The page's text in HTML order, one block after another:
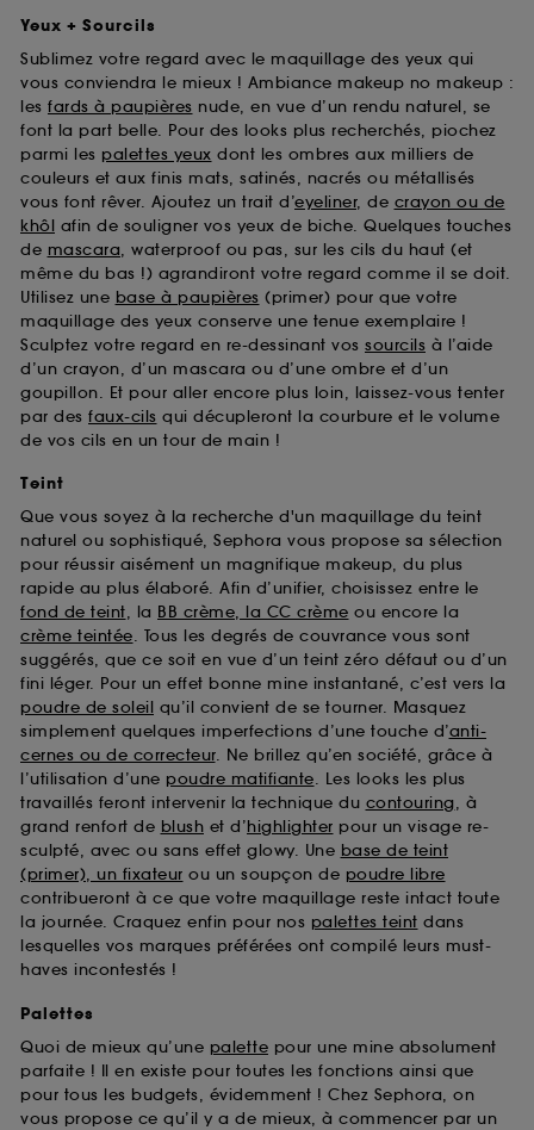
Yeux + Sourcils
Sublimez votre regard avec le maquillage des yeux qui
vous conviendra le mieux ! Ambiance makeup no makeup :
les fards à paupières nude, en vue d’un rendu naturel, se
font la part belle. Pour des looks plus recherchés, piochez
parmi les palettes yeux dont les ombres aux milliers de
couleurs et aux finis mats, satinés, nacrés ou métallisés
vous font rêver. Ajoutez un trait d’eyeliner, de crayon ou de
khôl afin de souligner vos yeux de biche. Quelques touches
de mascara, waterproof ou pas, sur les cils du haut (et
même du bas !) agrandiront votre regard comme il se doit.
Utilisez une base à paupières (primer) pour que votre
maquillage des yeux conserve une tenue exemplaire !
Sculptez votre regard en re-dessinant vos sourcils à l’aide
d’un crayon, d’un mascara ou d’une ombre et d’un
goupillon. Et pour aller encore plus loin, laissez-vous tenter
par des faux-cils qui décupleront la courbure et le volume
de vos cils en un tour de main !
Teint
Que vous soyez à la recherche d'un maquillage du teint
naturel ou sophistiqué, Sephora vous propose sa sélection
pour réussir aisément un magnifique makeup, du plus
rapide au plus élaboré. Afin d’unifier, choisissez entre le
fond de teint, la BB crème, la CC crème ou encore la
crème teintée. Tous les degrés de couvrance vous sont
suggérés, que ce soit en vue d’un teint zéro défaut ou d’un
fini léger. Pour un effet bonne mine instantané, c’est vers la
poudre de soleil qu’il convient de se tourner. Masquez
simplement quelques imperfections d’une touche d’anti-
cernes ou de correcteur. Ne brillez qu’en société, grâce à
l’utilisation d’une poudre matifiante. Les looks les plus
travaillés feront intervenir la technique du contouring, à
grand renfort de blush et d’highlighter pour un visage re-
sculpté, avec ou sans effet glowy. Une base de teint
(primer), un fixateur ou un soupçon de poudre libre
contribueront à ce que votre maquillage reste intact toute
la journée. Craquez enfin pour nos palettes teint dans
lesquelles vos marques préférées ont compilé leurs must-
haves incontestés !
Palettes
Quoi de mieux qu’une palette pour une mine absolument
parfaite ! Il en existe pour toutes les fonctions ainsi que
pour tous les budgets, évidemment ! Chez Sephora, on
vous propose ce qu’il y a de mieux, à commencer par un